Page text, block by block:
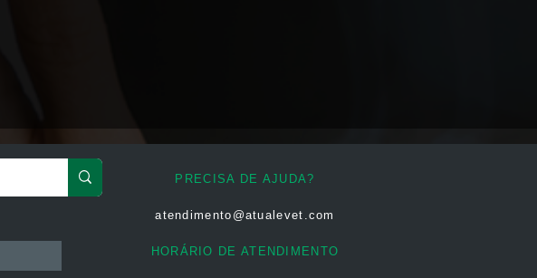
PRECISA DE AJUDA?
atendimento@atualevet.com
HORÁRIO DE ATENDIMENTO